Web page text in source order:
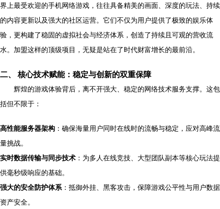
界上最受欢迎的手机网络游戏，往往具备精美的画面、深度的玩法、持续
的内容更新以及强大的社区运营。它们不仅为用户提供了极致的娱乐体
验，更构建了稳固的虚拟社会与经济体系，创造了持续且可观的营收流
水。加盟这样的顶级项目，无疑是站在了时代财富增长的最前沿。
二、 核心技术赋能：稳定与创新的双重保障
辉煌的游戏体验背后，离不开强大、稳定的网络技术服务支撑。这包
括但不限于：
高性能服务器架构 ：确保海量用户同时在线时的流畅与稳定，应对高峰流
量挑战。
实时数据传输与同步技术 ：为多人在线竞技、大型团队副本等核心玩法提
供毫秒级响应的基础。
强大的安全防护体系 ：抵御外挂、黑客攻击，保障游戏公平性与用户数据
资产安全。